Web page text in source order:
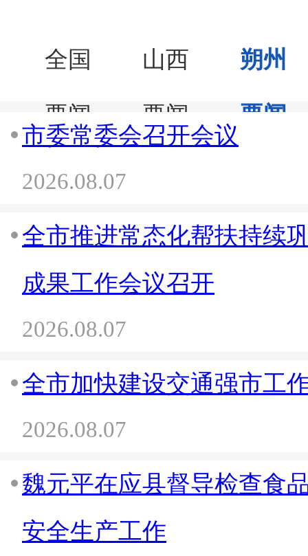
全国
要闻
山西
要闻
朔州
要闻
市委常委会召开会议
2026.08.07
全市推进常态化帮扶持续
成果工作会议召开
2026.08.07
全市加快建设交通强市工
2026.08.07
魏元平在应县督导检查食
安全生产工作